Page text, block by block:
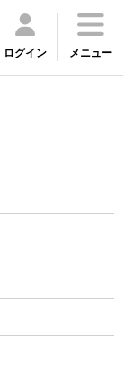
ログイン メニュー